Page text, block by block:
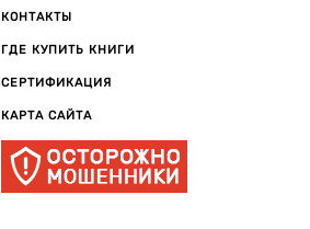
КОНТАКТЫ
ГДЕ КУПИТЬ КНИГИ
СЕРТИФИКАЦИЯ
КАРТА САЙТА